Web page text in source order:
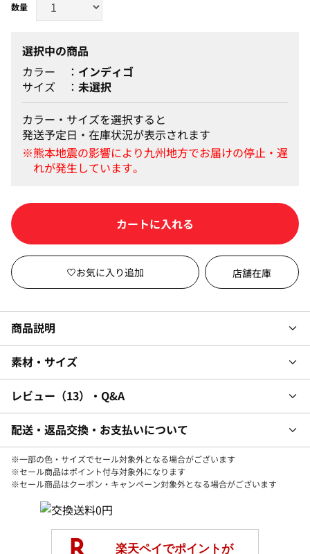
選択中の商品
カラー
インディゴ
サイズ
未選択
カラー・サイズを選択すると
発送予定日・在庫状況が表示されます
カートに入れる
店舗在庫
商品説明
素材・サイズ
レビュー 13 ・Q&A
配送・返品交換・お支払いについて
※一部の色・サイズでセール対象外となる場合がございます
※セール商品はポイント付与対象外になります
※セール商品はクーポン・キャンペーン対象外となる場合がございます